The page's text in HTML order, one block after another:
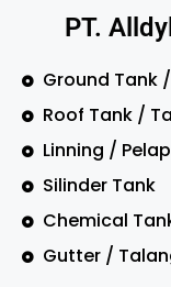
PT.
Ground Tank
Roof Tank /
Linning /
Silinder Tank
Chemical
Gutter /